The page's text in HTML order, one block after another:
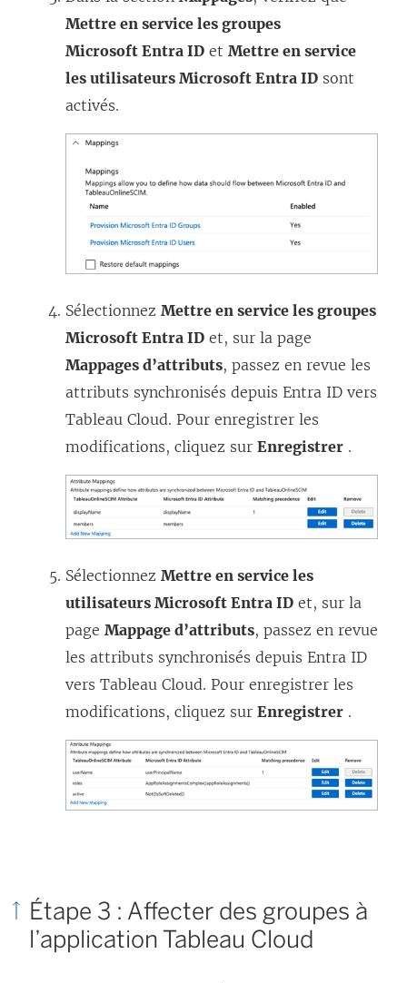
Mettre en service les groupes
Microsoft Entra ID et Mettre en service
les utilisateurs Microsoft Entra ID sont
activés.
Sélectionnez Mettre en service les groupes
Microsoft Entra ID et, sur la page
Mappages d’attributs, passez en revue les
attributs synchronisés depuis Entra ID vers
Tableau Cloud. Pour enregistrer les
modifications, cliquez sur Enregistrer .
Sélectionnez Mettre en service les
utilisateurs Microsoft Entra ID et, sur la
page Mappage d’attributs, passez en revue
les attributs synchronisés depuis Entra ID
vers Tableau Cloud. Pour enregistrer les
modifications, cliquez sur Enregistrer .
Étape 3 : Affecter des groupes à
l’application Tableau Cloud